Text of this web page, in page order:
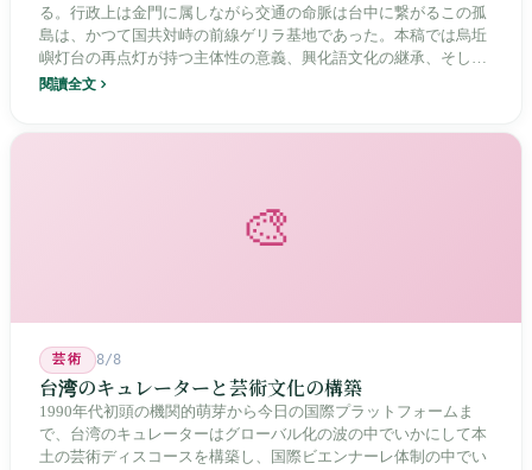
る。行政上は金門に属しながら交通の命脈は台中に繋がるこの孤
島は、かつて国共対峙の前線ゲリラ基地であった。本稿では烏坵
嶼灯台の再点灯が持つ主体性の意義、興化語文化の継承、そして
20年にわたる核廃棄物処分場選定をめぐる住民投票の論争を深く
閱讀全文
🎨
芸術 8/8
台湾のキュレーターと芸術文化の構築
1990年代初頭の機関的萌芽から今日の国際プラットフォームま
で、台湾のキュレーターはグローバル化の波の中でいかにして本
土の芸術ディスコースを構築し、国際ビエンナーレ体制の中でい